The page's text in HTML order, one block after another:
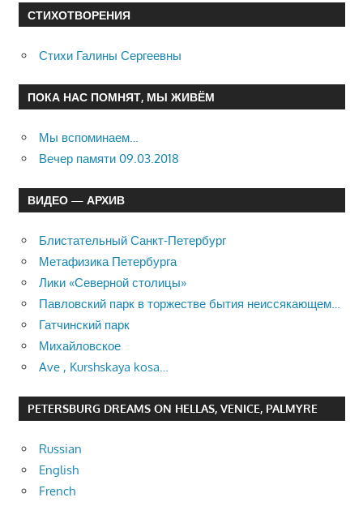
СТИХОТВОРЕНИЯ
Стихи Галины Сергеевны
ПОКА НАС ПОМНЯТ, МЫ ЖИВЁМ
Мы вспоминаем…
Вечер памяти 09.03.2018
ВИДЕО — АРХИВ
Блистательный Санкт-Петербург
Метафизика Петербурга
Лики «Северной столицы»
Павловский парк в торжестве бытия неиссякающем…
Гатчинский парк
Михайловское
Ave , Kurshskaya kosa…
PETERSBURG DREAMS ON HELLAS, VENICE, PALMYRE
Russian
English
French